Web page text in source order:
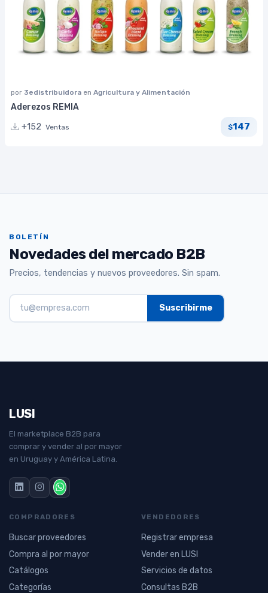
por 3edistribuidora en Agricultura y Alimentación
Aderezos REMIA
+152 Ventas $147
BOLETÍN
Novedades del mercado B2B
Precios, tendencias y nuevos proveedores. Sin spam.
LUSI
El marketplace B2B para
comprar y vender al por mayor
en Uruguay y América Latina.
COMPRADORES
Buscar proveedores
Compra al por mayor
Catálogos
Categorías
VENDEDORES
Registrar empresa
Vender en LUSI
Servicios de datos
Consultas B2B